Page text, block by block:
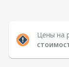
Цены на